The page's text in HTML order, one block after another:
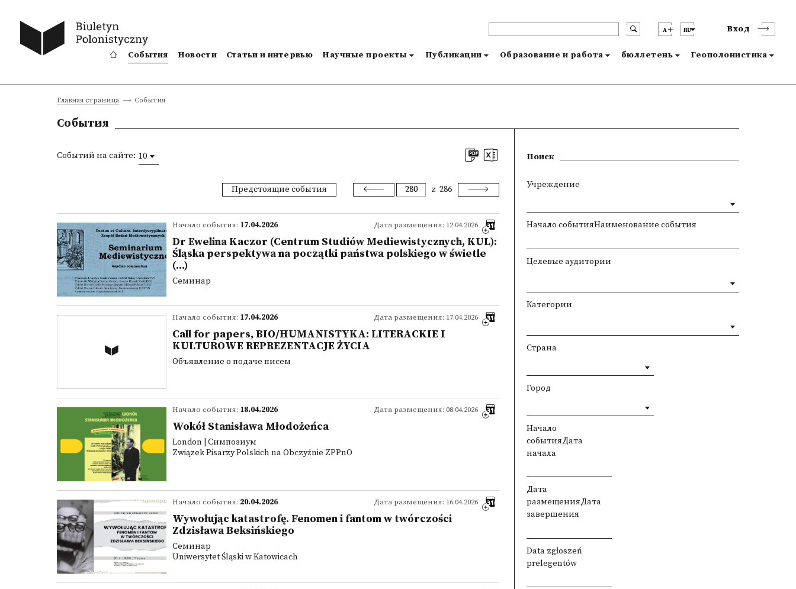
A RU Вход
События Новости Статьи и интервью Научные проекты Публикации Образование и работа бюллетень Геополонистика
Главная страница События
События
Событий на сайте: 10
Предстоящие события z 286
Дата размещения: 12.04.2026
Начало события: 17.04.2026
Dr Ewelina Kaczor (Centrum Studiów Mediewistycznych, KUL):
Śląska perspektywa na początki państwa polskiego w świetle
(...)
Семинар
Дата размещения: 17.04.2026
Начало события: 17.04.2026
Call for papers, BIO/HUMANISTYKA: LITERACKIE I
KULTUROWE REPREZENTACJE ŻYCIA
Объявление о подаче писем
Дата размещения: 08.04.2026
Начало события: 18.04.2026
Wokół Stanisława Młodożeńca
London | Симпозиум
Związek Pisarzy Polskich na Obczyźnie ZPPnO
Дата размещения: 16.04.2026
Начало события: 20.04.2026
Wywołując katastrofę. Fenomen i fantom w twórczości
Zdzisława Beksińskiego
Семинар
Uniwersytet Śląski w Katowicach
Поиск
Учреждение
Начало событияНаименование события
Целевые аудитории
Категории
Страна
Город
Начало
событияДата
начала
Дата
размещенияДата
завершения
Data zgłoszeń
prelegentów